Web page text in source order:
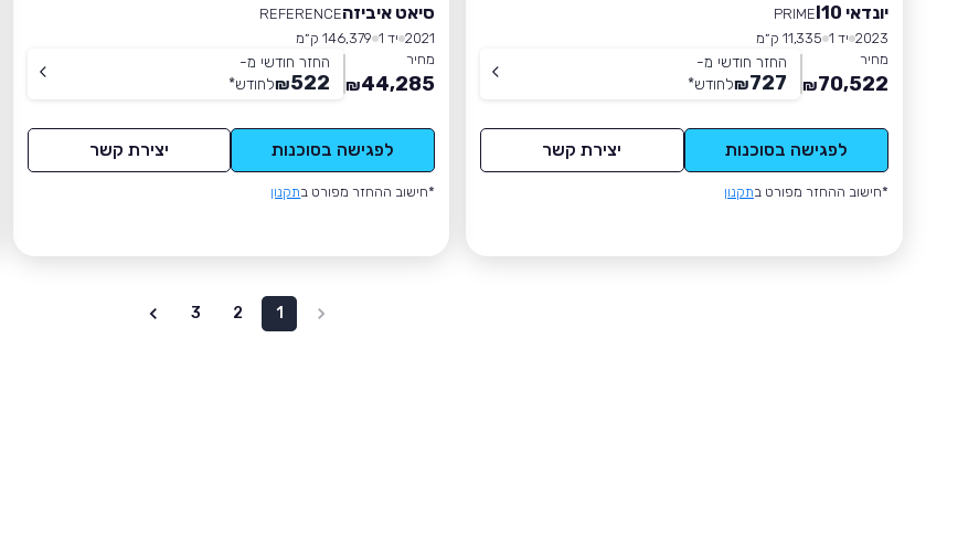
יונדאי I10
PRIME
2023 יד 1
11,335 ק״מ
מחיר
70,522
₪
החזר חודשי מ-
727
₪לחודש*
לפגישה בסוכנות יצירת קשר
*חישוב ההחזר מפורט בתקנון
סיאט איביזהREFERENCE
2021 יד 1
146,379 ק״מ
מחיר
44,285
₪
החזר חודשי מ-
522
₪לחודש*
לפגישה בסוכנות יצירת קשר
*חישוב ההחזר מפורט בתקנון
1
2
3